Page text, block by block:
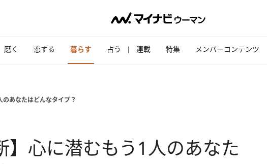
磨く 恋する 暮らす 占う 連載 特集 メンバーコンテンツ
のあなたはどんなタイプ？
】心に潜むもう1人のあなた